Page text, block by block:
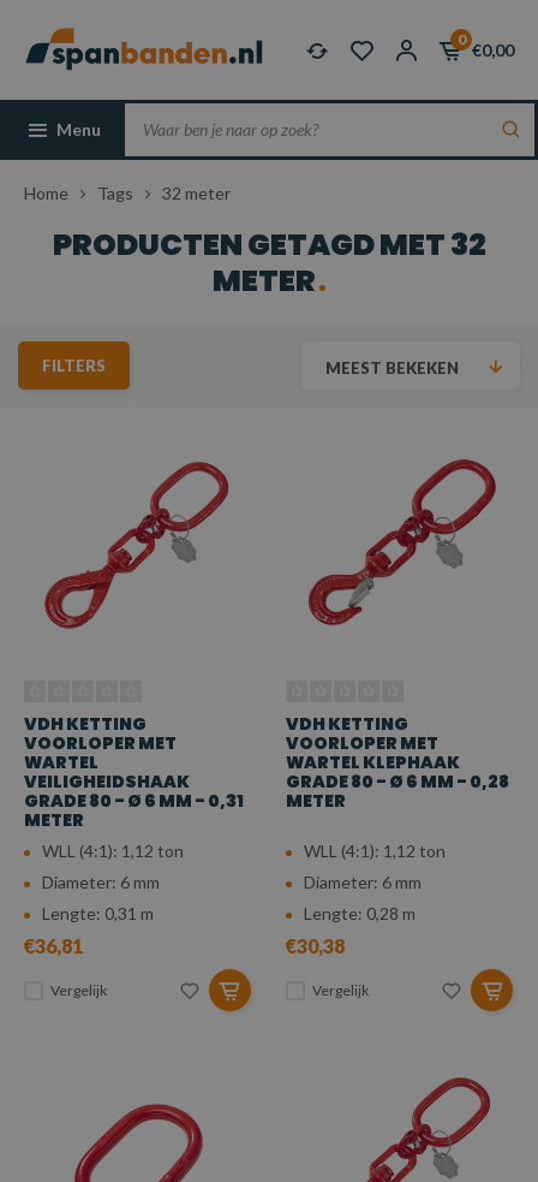
0
€0,00
Menu
Home Tags 32 meter
PRODUCTEN GETAGD MET 32
METER
FILTERS MEEST BEKEKEN
VDH KETTING
VOORLOPER MET
WARTEL
VEILIGHEIDSHAAK
GRADE 80 - Ø 6 MM - 0,31
METER
WLL (4:1): 1,12 ton
Diameter: 6 mm
Lengte: 0,31 m
€36,81
Vergelijk
VDH KETTING
VOORLOPER MET
WARTEL KLEPHAAK
GRADE 80 - Ø 6 MM - 0,28
METER
WLL (4:1): 1,12 ton
Diameter: 6 mm
Lengte: 0,28 m
€30,38
Vergelijk